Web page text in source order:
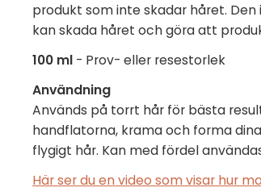
produkt som inte skadar håret.
kan skada håret och göra att
100 ml - Prov- eller resestorlek
Användning
Används på torrt hår för bästa
handflatorna, krama och forma
flygigt hår. Kan med fördel
Här ser du en video som visar hur